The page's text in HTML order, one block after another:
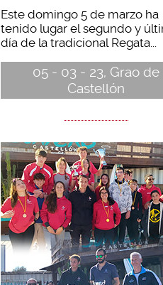
Este domingo 5 de marzo ha
tenido lugar el segundo y
día de la tradicional Regata...
05 - 03 - 23, Grao de
Castellón